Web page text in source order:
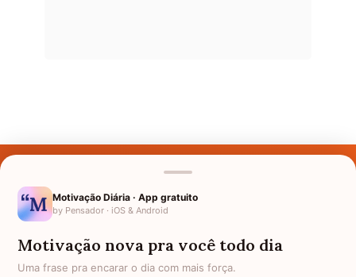
Nomes pelo Mundo
Motivação Diária · App gratuito
by Pensador · iOS & Android
Motivação nova pra você todo dia
Uma frase pra encarar o dia com mais força.